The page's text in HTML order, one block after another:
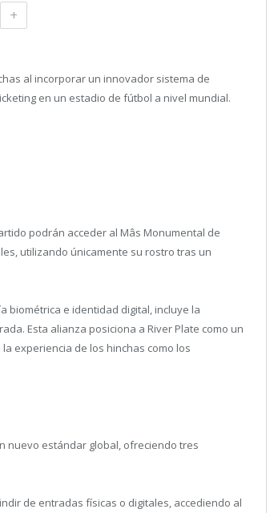
+
al incorporar un innovador sistema de
en un estadio de fútbol a nivel mundial.
podrán acceder al Mâs Monumental de
utilizando únicamente su rostro tras un
biométrica e identidad digital, incluye la
Esta alianza posiciona a River Plate como un
experiencia de los hinchas como los
nuevo estándar global, ofreciendo tres
de entradas físicas o digitales, accediendo al